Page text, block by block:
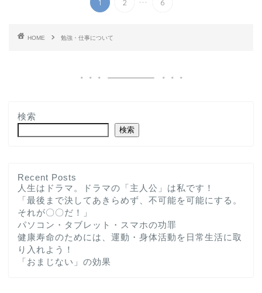
1 2 6
HOME 勉強・仕事について
検索
検索
Recent Posts
人生はドラマ。ドラマの「主人公」は私です！
「最後まで決してあきらめず、不可能を可能にする。
それが〇〇だ！」
パソコン・タブレット・スマホの功罪
健康寿命のためには、運動・身体活動を日常生活に取
り入れよう！
「おまじない」の効果
ホーム
プロフィール